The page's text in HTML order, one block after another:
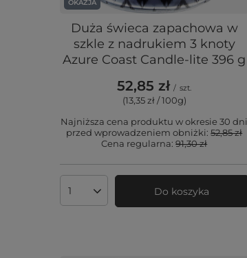
OKAZJA
Duża świeca zapachowa w
szkle z nadrukiem 3 knoty
Azure Coast Candle-lite 396 g
52,85 zł / szt.
(13,35 zł / 100g)
Najniższa cena produktu w okresie 30 dni
przed wprowadzeniem obniżki:52,85 zł
Cena regularna:91,30 zł
Ilość produktów Do koszyka